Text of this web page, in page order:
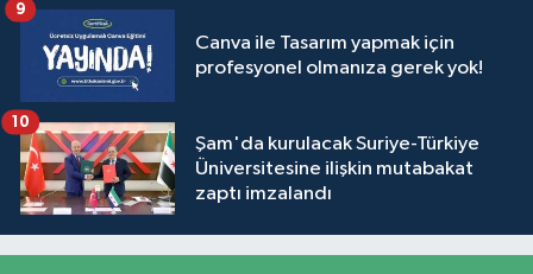
Canva ile Tasarım yapmak için
profesyonel olmanıza gerek yok!
9
Şam'da kurulacak Suriye-Türkiye
Üniversitesine ilişkin mutabakat
zaptı imzalandı
10